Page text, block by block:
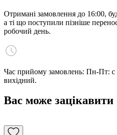
Отримані замовлення до 16:00,
а ті що поступили пізніше
робочий день.
Час прийому замовлень: Пн-Пт:
вихідний.
Вас може зацікавити